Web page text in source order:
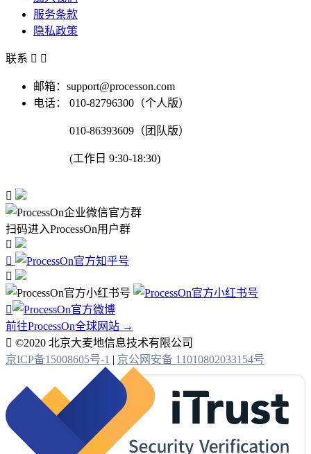
服务条款
隐私政策
联系  
邮箱：support@processon.com
电话：
010-82796300（个人版）
010-86393609（团队版）
(工作日 9:30-18:30)

扫码进入ProcessOn用户群




前往ProcessOn全球网站 →
 ©2020 北京大麦地信息技术有限公司
京ICP备15008605号-1 | 京公网安备 11010802033154号